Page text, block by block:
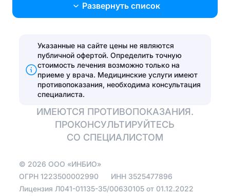
Лечение
пародонтита
Эстетические
реставрации
Отбелить зубы
Протезирование
имплантация зубов
на 4 имплантах
Зуботехническая
Поставить брекеты,
Эстетические
реставрации
Установить виниры
Развернуть список
Указанные на сайте цены не являются
публичной офертой. Определить точную
стоимость лечения возможно только на
приеме у врача. Медицинские услуги имеют
противопоказания, необходима консультация
специалиста.
ИМЕЮТСЯ ПРОТИВОПОКАЗАНИЯ.
ПРОКОНСУЛЬТИРУЙТЕСЬ
СО СПЕЦИАЛИСТОМ
© 2026 ООО «ИНБИО»
ОГРН1223500002990 ИНН 3525477896
Лицензия Л041-01135-35/00630105 от 01.12.2022